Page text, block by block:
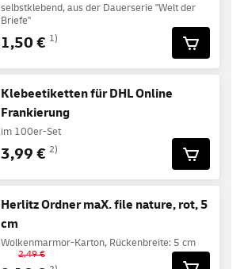
selbstklebend, aus der Dauerserie "Welt der
Briefe"
1,50 € 1)
Klebeetiketten für DHL Online
Frankierung
im 100er-Set
3,99 € 2)
Herlitz Ordner maX. file nature, rot, 5
cm
Wolkenmarmor-Karton, Rückenbreite: 5 cm
2,49 €